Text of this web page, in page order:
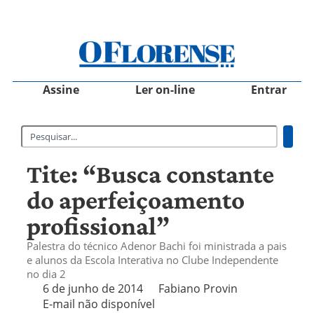
Assine Ler on-line Entrar
Tite: “Busca constante
do aperfeiçoamento
profissional”
Palestra do técnico Adenor Bachi foi ministrada a pais
e alunos da Escola Interativa no Clube Independente
no dia 2
6 de junho de 2014
Fabiano Provin
E-mail não disponível